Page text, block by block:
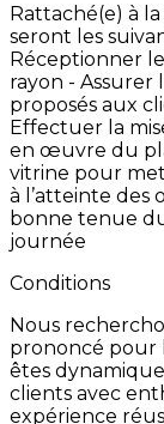
Rattaché(e) à la
seront les
Réceptionner
rayon - Assurer
proposés aux
Effectuer la
en œuvre du
vitrine pour
à l’atteinte des
bonne tenue
journée
Conditions
Nous
prononcé pour
êtes
clients avec
expérience